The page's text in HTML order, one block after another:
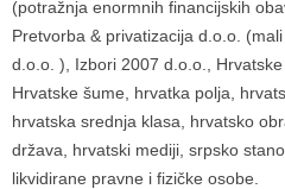
(potražnja enormnih financijskih
Pretvorba & privatizacija d.o.o.
d.o.o. ), Izbori 2007 d.o.o.,
Hrvatske šume, hrvatka polja,
hrvatska srednja klasa, hrvatsko
država, hrvatski mediji, srpsko
likvidirane pravne i fizičke osobe.